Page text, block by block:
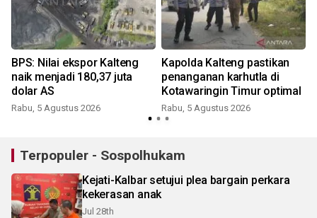
BPS: Nilai ekspor Kalteng
naik menjadi 180,37 juta
dolar AS
Rabu, 5 Agustus 2026
Kapolda Kalteng pastikan
penanganan karhutla di
Kotawaringin Timur optimal
Rabu, 5 Agustus 2026
Terpopuler - Sospolhukam
Kejati-Kalbar setujui plea bargain perkara
kekerasan anak
Jul 28th